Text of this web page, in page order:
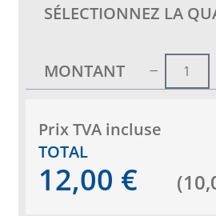
SÉLECTIONNEZ LA
MONTANT
Prix ​​TVA incluse
TOTAL
12,00 € (